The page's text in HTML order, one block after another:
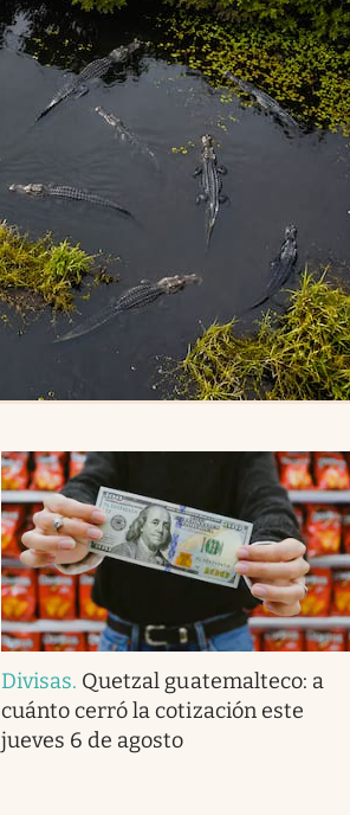
Divisas. Quetzal guatemalteco: a
cuánto cerró la cotización este
jueves 6 de agosto